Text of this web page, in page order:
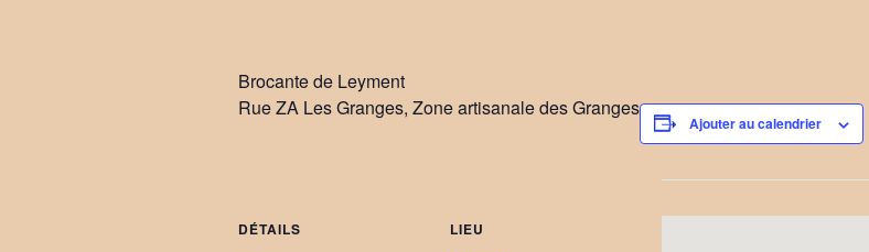
Brocante de Leyment
Rue ZA Les Granges, Zone artisanale des Granges
Ajouter au calendrier
DÉTAILS
LIEU